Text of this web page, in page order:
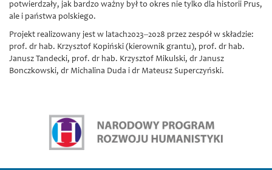
potwierdzały, jak bardzo ważny był to okres nie tylko dla historii Prus,
ale i państwa polskiego.
Projekt realizowany jest w latach2023‒2028 przez zespół w składzie:
prof. dr hab. Krzysztof Kopiński (kierownik grantu), prof. dr hab.
Janusz Tandecki, prof. dr hab. Krzysztof Mikulski, dr Janusz
Bonczkowski, dr Michalina Duda i dr Mateusz Superczyński.